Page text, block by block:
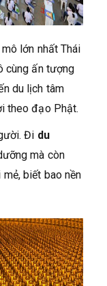
lớn nhất Thái
cùng ấn tượng
du lịch tâm
theo đạo Phật.
Đi du
mà còn
biết bao nền